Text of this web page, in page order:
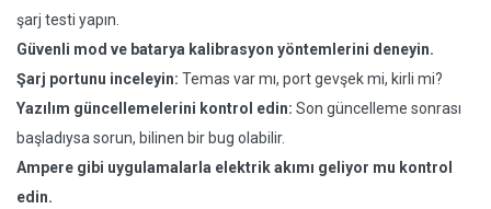
şarj testi yapın.
Güvenli mod ve batarya kalibrasyon yöntemlerini deneyin.
Şarj portunu inceleyin: Temas var mı, port gevşek mi, kirli mi?
Yazılım güncellemelerini kontrol edin: Son güncelleme sonrası
başladıysa sorun, bilinen bir bug olabilir.
Ampere gibi uygulamalarla elektrik akımı geliyor mu kontrol
edin.